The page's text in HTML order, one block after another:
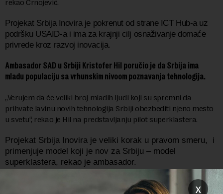
rekao Crnojević.
Projekat Srbija Inovira je pokrenut od strane ICT Hub-a uz
podršku USAID-a i ima za krajnji cilj osnaživanje domaće
privrede kroz razvoj inovacija.
Ambasador SAD u Srbiji Kristofer Hil poručio je da Srbija ima
mladu populaciju sa vrhunskim nivoom poznavanja tehnologija.
„Verujem da će veliki broj mladih ljudi koji su spremni da
prihvate lavinu novih tehnologija Srbiji obezbediti njeno mesto
u svetu“, rekao je Hil na predstavljanju pilot superklastera.
Projekat Srbija Inovira je veliki korak u pravom smeru, i
primenjuje model koji je nov za Srbiju – model
superklastera, rekao je ambasador.
„Videli smo da ovaj pristup funkcioniše u drugim
x